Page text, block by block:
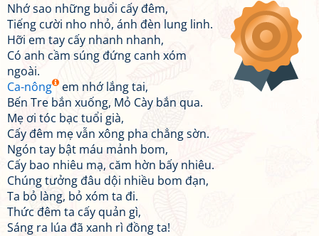
Nhớ sao những buổi cấy đêm,
Tiếng cười nho nhỏ, ánh đèn lung linh.
Hỡi em tay cấy nhanh nhanh,
Có anh cầm súng đứng canh xóm
ngoài.
Ca-nông
em nhớ lắng tai,
Bến Tre bắn xuống, Mỏ Cày bắn qua.
Mẹ ơi tóc bạc tuổi già,
Cấy đêm mẹ vẫn xông pha chẳng sờn.
Ngón tay bật máu mảnh bom,
Cấy bao nhiêu mạ, căm hờn bấy nhiêu.
Chúng tưởng đâu dội nhiều bom đạn,
Ta bỏ làng, bỏ xóm ta đi.
Thức đêm ta cấy quản gì,
Sáng ra lúa đã xanh rì đồng ta!